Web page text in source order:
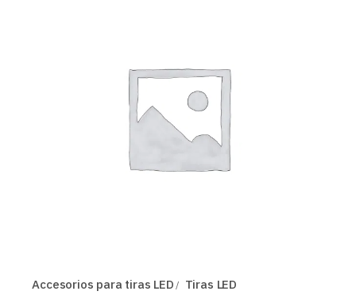
Accesorios para tiras LED Tiras LED